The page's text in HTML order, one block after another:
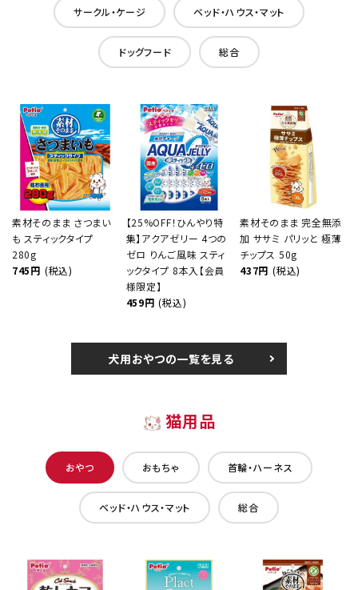
サークル・ケージ ベッド・ハウス・マット
ドッグフード 総合
素材そのまま さつまい
も スティックタイプ
280g
745円 (税込)
【25%OFF！ひんやり特
集】アクアゼリー 4つの
ゼロ りんご風味 スティ
ックタイプ 8本入【会員
様限定】
459円 (税込)
素材そのまま 完全無添
加 ササミ パリッと 極薄
チップス 50g
437円 (税込)
犬用おやつの一覧を見る
猫用品
おやつ おもちゃ 首輪・ハーネス
ベッド・ハウス・マット 総合